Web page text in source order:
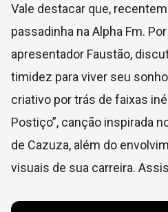
Vale destacar que,
passadinha na Alpha Fm.
apresentador Faustão,
timidez para viver seu
criativo por trás de faixas
Postiço”, canção inspirada
de Cazuza, além do
visuais de sua carreira.